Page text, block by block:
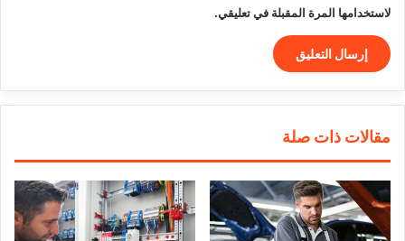
لاستخدامها المرة المقبلة في تعليقي.
مقالات ذات صلة